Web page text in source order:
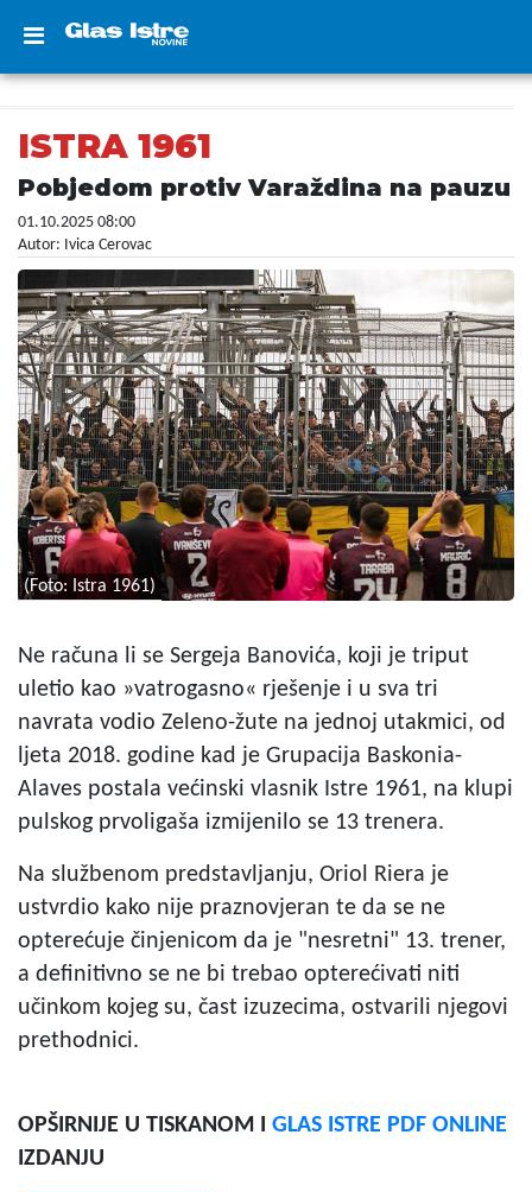
ISTRA 1961
Pobjedom protiv Varaždina na pauzu
01.10.2025 08:00
Autor: Ivica Cerovac
(Foto: Istra 1961)
Ne računa li se Sergeja Banovića, koji je triput
uletio kao »vatrogasno« rješenje i u sva tri
navrata vodio Zeleno-žute na jednoj utakmici, od
ljeta 2018. godine kad je Grupacija Baskonia-
Alaves postala većinski vlasnik Istre 1961, na klupi
pulskog prvoligaša izmijenilo se 13 trenera.
Na službenom predstavljanju, Oriol Riera je
ustvrdio kako nije praznovjeran te da se ne
opterećuje činjenicom da je "nesretni" 13. trener,
a definitivno se ne bi trebao opterećivati niti
učinkom kojeg su, čast izuzecima, ostvarili njegovi
prethodnici.
OPŠIRNIJE U TISKANOM I GLAS ISTRE PDF ONLINE
IZDANJU